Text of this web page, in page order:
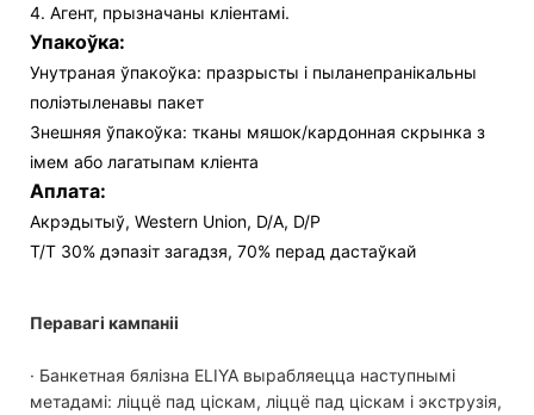
4. Агент, прызначаны кліентамі.
Упакоўка:
Унутраная ўпакоўка: празрысты і пыланепранікальны
поліэтыленавы пакет
Знешняя ўпакоўка: тканы мяшок/кардонная скрынка з
імем або лагатыпам кліента
Аплата:
Акрэдытыў, Western Union, D/A, D/P
T/T 30% дэпазіт загадзя, 70% перад дастаўкай
Перавагі кампаніі
· Банкетная бялізна ELIYA вырабляецца наступнымі
метадамі: ліццё пад ціскам, ліццё пад ціскам і экструзія,